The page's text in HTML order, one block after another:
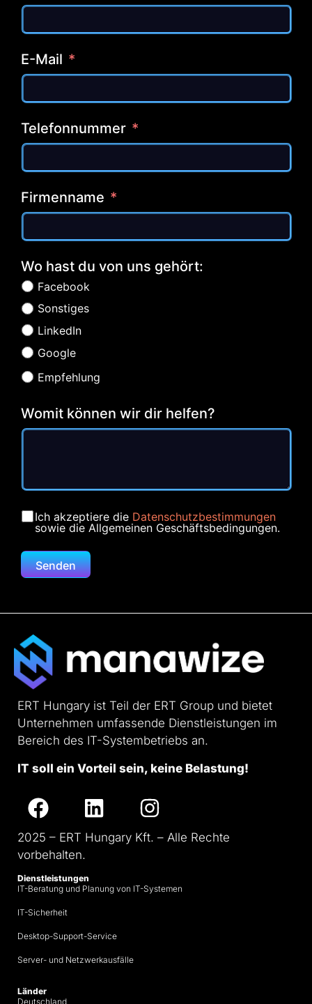
E-Mail
Telefonnummer
Firmenname
Wo hast du von uns gehört:
Facebook
Sonstiges
LinkedIn
Google
Empfehlung
Womit können wir dir helfen?
Ich akzeptiere die Datenschutzbestimmungen
sowie die Allgemeinen Geschäftsbedingungen.
Senden
ERT Hungary ist Teil der ERT Group und bietet
Unternehmen umfassende Dienstleistungen im
Bereich des IT-Systembetriebs an.
IT soll ein Vorteil sein, keine Belastung!
2025 – ERT Hungary Kft. – Alle Rechte
vorbehalten.
Dienstleistungen
IT-Beratung und Planung von IT-Systemen
IT-Sicherheit
Desktop-Support-Service
Server- und Netzwerkausfälle
Länder
Deutschland